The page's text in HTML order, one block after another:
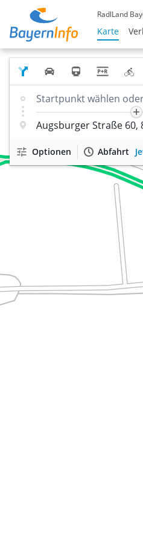
Karte
RadlLand
Optionen Abfahrt